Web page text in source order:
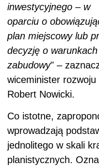
inwestycyjnego – w
oparciu o
plan miejscowy lub
decyzję o warunkach
zabudowy" –
wiceminister rozwoju
Robert Nowicki.
Co istotne,
wprowadzają
jednolitego w skali
planistycznych.